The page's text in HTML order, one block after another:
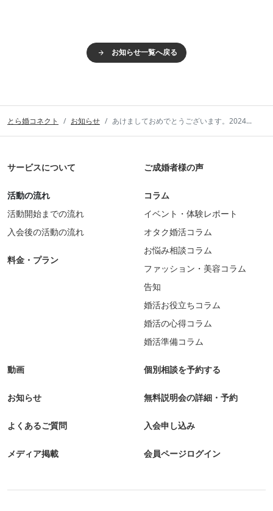
お知らせ一覧へ戻る
とら婚コネクト お知らせ あけましておめでとうございます。2024...
サービスについて
活動の流れ
活動開始までの流れ
入会後の活動の流れ
料金・プラン
ご成婚者様の声
コラム
イベント・体験レポート
オタク婚活コラム
お悩み相談コラム
ファッション・美容コラム
告知
婚活お役立ちコラム
婚活の心得コラム
婚活準備コラム
動画
お知らせ
よくあるご質問
メディア掲載
個別相談を予約する
無料説明会の詳細・予約
入会申し込み
会員ページログイン